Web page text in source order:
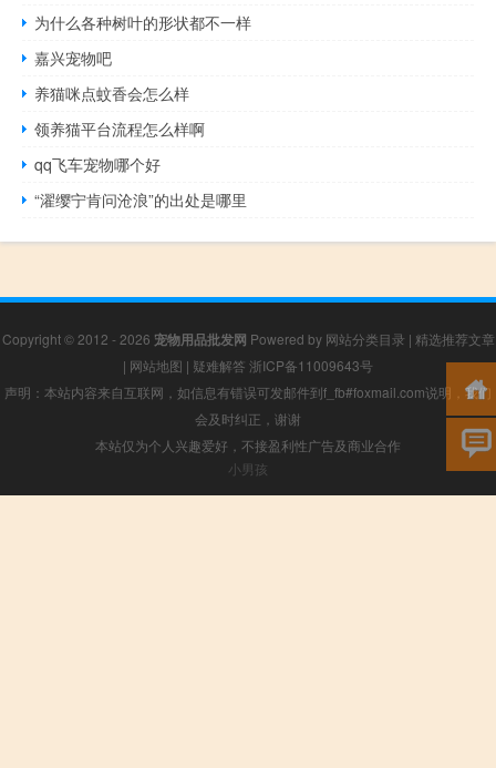
为什么各种树叶的形状都不一样
嘉兴宠物吧
养猫咪点蚊香会怎么样
领养猫平台流程怎么样啊
qq飞车宠物哪个好
“濯缨宁肯问沧浪”的出处是哪里
Copyright © 2012 - 2026 宠物用品批发网 Powered by 网站分类目录 | 精选推荐文章
| 网站地图 | 疑难解答 浙ICP备11009643号
声明：本站内容来自互联网，如信息有错误可发邮件到f_fb#foxmail.com说明，我们
会及时纠正，谢谢
本站仅为个人兴趣爱好，不接盈利性广告及商业合作
小男孩